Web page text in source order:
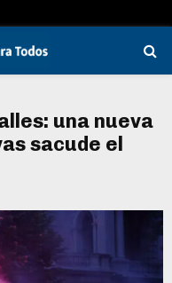
una nueva
sacude el